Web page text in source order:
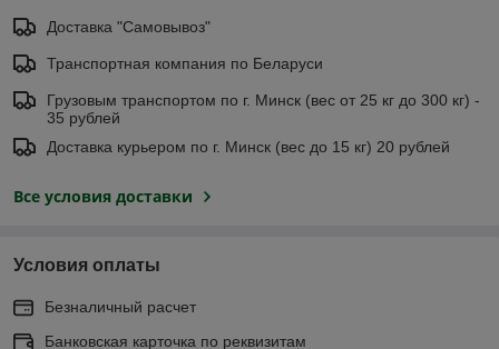
Доставка "Самовывоз"
Транспортная компания по Беларуси
Грузовым транспортом по г. Минск (вес от 25 кг до 300 кг) -
35 рублей
Доставка курьером по г. Минск (вес до 15 кг) 20 рублей
Все условия доставки
Условия оплаты
Безналичный расчет
Банковская карточка по реквизитам